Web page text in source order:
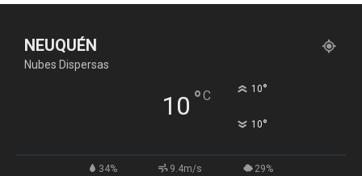
NEUQUÉN
Nubes Dispersas
10 °C 10°
10°
34% 9.4m/s 29%